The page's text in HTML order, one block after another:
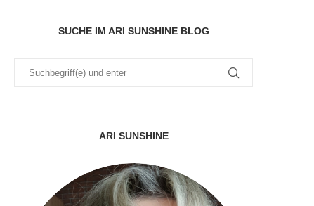
SUCHE IM ARI SUNSHINE BLOG
ARI SUNSHINE